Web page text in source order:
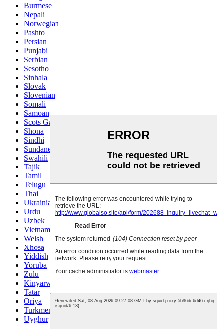
Burmese
Nepali
Norwegian
Pashto
Persian
Punjabi
Serbian
Sesotho
Sinhala
Slovak
Slovenian
Somali
Samoan
Scots Gaelic
Shona
Sindhi
Sundanese
Swahili
Tajik
Tamil
Telugu
Thai
Ukrainian
Urdu
Uzbek
Vietnamese
Welsh
Xhosa
Yiddish
Yoruba
Zulu
Kinyarwanda
Tatar
Oriya
Turkmen
Uyghur